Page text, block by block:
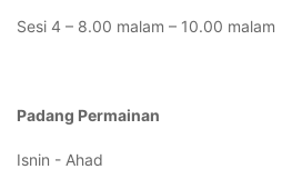
Sesi 4 – 8.00 malam – 10.00 malam
Padang Permainan
Isnin - Ahad